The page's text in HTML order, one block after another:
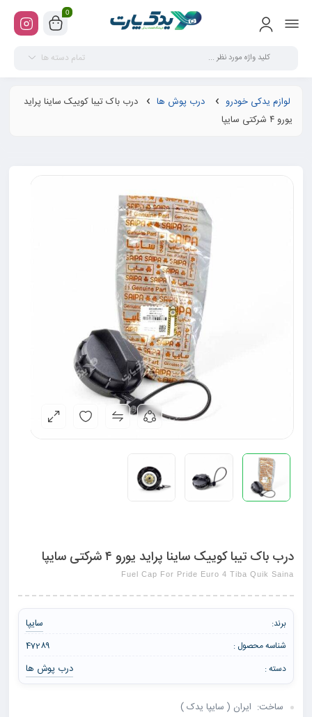
0
تمام دسته ها
لوازم یدکی خودرو درب پوش ها
درب باک تیبا کوییک ساینا پراید
یورو ۴ شرکتی سایپا
درب باک تیبا کوییک ساینا پراید یورو ۴ شرکتی سایپا
Fuel Cap For Pride Euro 4 Tiba Quik Saina
برند: سایپا
شناسه محصول :
47289
دسته :
درب پوش ها
ساخت: ایران ( سایپا یدک )